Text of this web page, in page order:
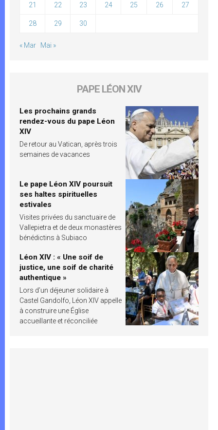
21 22 23 24 25 26 27
28 29 30
« Mar Mai »
PAPE LÉON XIV
Les prochains grands
rendez-vous du pape Léon
XIV
De retour au Vatican, après trois
semaines de vacances
Le pape Léon XIV poursuit
ses haltes spirituelles
estivales
Visites privées du sanctuaire de
Vallepietra et de deux monastères
bénédictins à Subiaco
Léon XIV : « Une soif de
justice, une soif de charité
authentique »
Lors d’un déjeuner solidaire à
Castel Gandolfo, Léon XIV appelle
à construire une Église
accueillante et réconciliée